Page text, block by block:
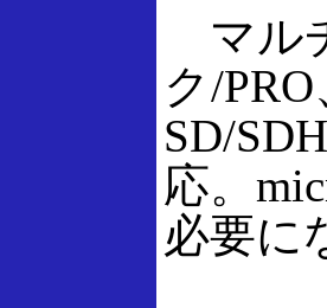
マル
ク/
SD/
応。
必要に